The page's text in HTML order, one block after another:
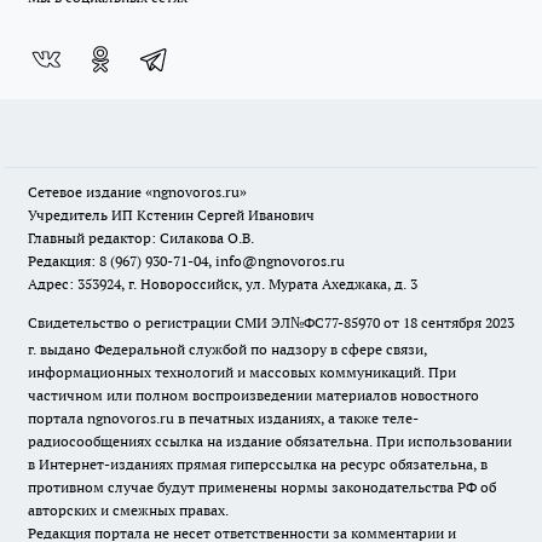
Сетевое издание «ngnovoros.ru»
Учредитель ИП Кстенин Сергей Иванович
Главный редактор: Силакова О.В.
Редакция: 8 (967) 930-71-04, info@ngnovoros.ru
Адрес: 353924, г. Новороссийск, ул. Мурата Ахеджака, д. 3
Свидетельство о регистрации СМИ ЭЛ№ФС77-85970 от 18 сентября 2023
г. выдано Федеральной службой по надзору в сфере связи,
информационных технологий и массовых коммуникаций. При
частичном или полном воспроизведении материалов новостного
портала ngnovoros.ru в печатных изданиях, а также теле-
радиосообщениях ссылка на издание обязательна. При использовании
в Интернет-изданиях прямая гиперссылка на ресурс обязательна, в
противном случае будут применены нормы законодательства РФ об
авторских и смежных правах.
Редакция портала не несет ответственности за комментарии и